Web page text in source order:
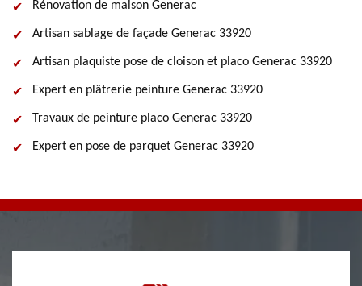
Rénovation de maison Generac
Artisan sablage de façade Generac 33920
Artisan plaquiste pose de cloison et placo Generac 33920
Expert en plâtrerie peinture Generac 33920
Travaux de peinture placo Generac 33920
Expert en pose de parquet Generac 33920